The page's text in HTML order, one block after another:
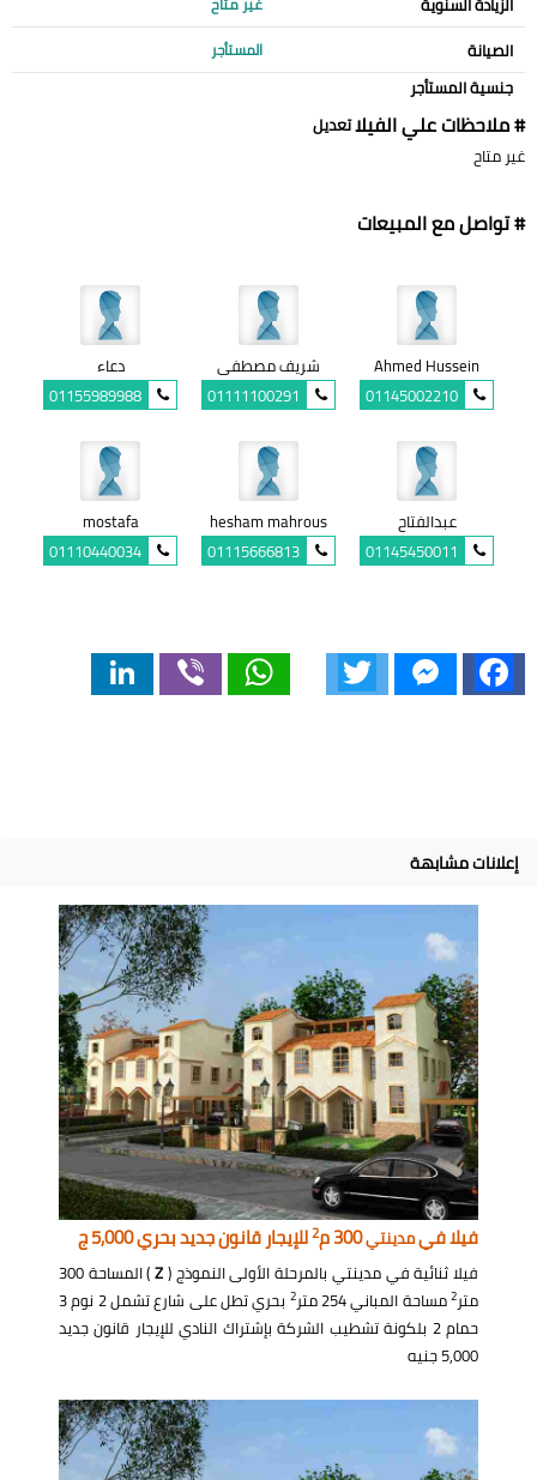
الصيانة المستأجر
جنسية المستأجر
# ملاحظات علي الفيلاتعديل
غير متاح
# تواصل مع المبيعات
Ahmed Hussein
01145002210
شريف مصطفى
01111100291
دعاء
01155989988
عبدالفتاح
01145450011
hesham mahrous
01115666813
mostafa
01110440034
Facebook
Messenger
WhatsApp
إعلانات مشابهة
فيلا فيمدينتي300 م 2للإيجار قانون جديد بحري 5,000 ج
فيلا ثنائية في مدينتي بالمرحلة الأولى النموذج (Z
) المساحة 300
متر2مساحة المباني 254 متر 2
بحري تطل على شارع تشمل 2 نوم 3
حمام 2 بلكونة تشطيب الشركة بإشتراك النادي للإيجار قانون جديد
5,000 جنيه